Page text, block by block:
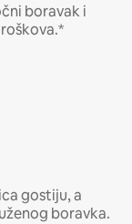
boravak i
gostiju, a
boravka.